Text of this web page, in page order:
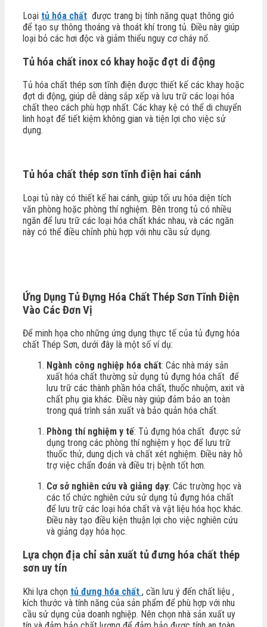
Loại tủ hóa chất được trang bị tính năng quạt thông gió
để tạo sự thông thoáng và thoát khí trong tủ. Điều này giúp
loại bỏ các hơi độc và giảm thiểu nguy cơ cháy nổ.
Tủ hóa chất inox có khay hoặc đợt di động
Tủ hóa chất thép sơn tĩnh điện được thiết kế các khay hoặc
đợt di động, giúp dễ dàng sắp xếp và lưu trữ các loại hóa
chất theo cách phù hợp nhất. Các khay kệ có thể di chuyển
linh hoạt để tiết kiệm không gian và tiện lợi cho việc sử
dụng.
Tủ hóa chất thép sơn tĩnh điện hai cánh
Loại tủ này có thiết kế hai cánh, giúp tối ưu hóa diện tích
văn phòng hoặc phòng thí nghiệm. Bên trong tủ có nhiều
ngăn để lưu trữ các loại hóa chất khác nhau, và các ngăn
này có thể điều chỉnh phù hợp với nhu cầu sử dụng.
Ứng Dụng Tủ Đựng Hóa Chất Thép Sơn Tĩnh Điện
Vào Các Đơn Vị
Để minh họa cho những ứng dụng thực tế của tủ đựng hóa
chất Thép Sơn, dưới đây là một số ví dụ:
Ngành công nghiệp hóa chất: Các nhà máy sản
xuất hóa chất thường sử dụng tủ đựng hóa chất để
lưu trữ các thành phần hóa chất, thuốc nhuộm, axit và
chất phụ gia khác. Điều này giúp đảm bảo an toàn
trong quá trình sản xuất và bảo quản hóa chất.
Phòng thí nghiệm y tế: Tủ đựng hóa chất được sử
dụng trong các phòng thí nghiệm y học để lưu trữ
thuốc thử, dung dịch và chất xét nghiệm. Điều này hỗ
trợ việc chẩn đoán và điều trị bệnh tốt hơn.
Cơ sở nghiên cứu và giảng dạy: Các trường học và
các tổ chức nghiên cứu sử dụng tủ đựng hóa chất
để lưu trữ các loại hóa chất và vật liệu hóa học khác.
Điều này tạo điều kiện thuận lợi cho việc nghiên cứu
và giảng dạy hóa học.
Lựa chọn địa chỉ sản xuất tủ đưng hóa chất thép
sơn uy tín
Khi lựa chọn tủ đưng hóa chất , cần lưu ý đến chất liệu ,
kích thước và tính năng của sản phẩm để phù hợp với nhu
cầu sử dụng của doanh nghiệp. Nên chọn nhà sản xuất uy